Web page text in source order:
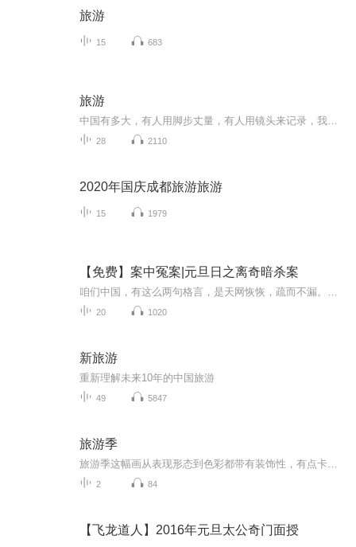
旅游
15 683
旅游
28 2110
2020年国庆成都旅游旅游
15 1979
【免费】案中冤案|元旦日之离奇暗杀案
20 1020
新旅游
重新理解未来10年的中国旅游
49 5847
旅游季
2 84
【飞龙道人】2016年元旦太公奇门面授